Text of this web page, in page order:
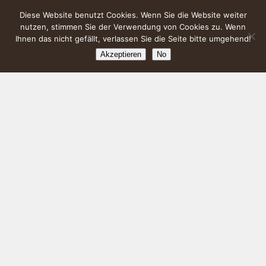
Diese Website benutzt Cookies. Wenn Sie die Website weiter
nutzen, stimmen Sie der Verwendung von Cookies zu. Wenn
Ihnen das nicht gefällt, verlassen Sie die Seite bitte umgehend!
Akzeptieren No